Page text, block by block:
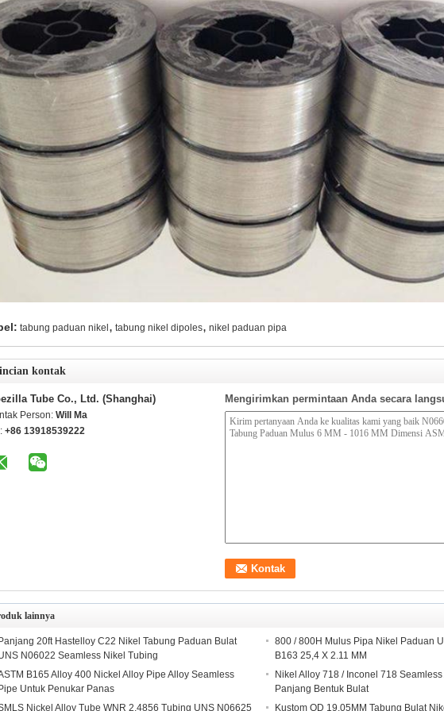
tabung paduan nikel , tabung nikel dipoles, nikel paduan pipa
kontak
Tube Co., Ltd. (Shanghai)
Person: Will Ma
+86 13918539222
Mengirimkan permintaan Anda secara
lainnya
20ft Hastelloy C22 Nikel Tabung Paduan Bulat
N06022 Seamless Nikel Tubing
800 / 800H Mulus Pipa Nikel Paduan
B163 25,4 X 2.11 MM
B165 Alloy 400 Nickel Alloy Pipe Alloy Seamless
Untuk Penukar Panas
Nikel Alloy 718 / Inconel 718
Panjang Bentuk Bulat
Nickel Alloy Tube WNR 2.4856 Tubing UNS N06625
Kustom OD 19.05MM Tabung Bulat